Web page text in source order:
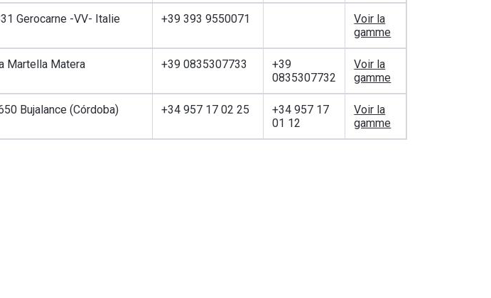
Gerocarne -VV- Italie +39 393 9550071
Voir la
gamme
Martella Matera +39 0835307733
+39
0835307732
Voir la
gamme
Bujalance (Córdoba) +34 957 17 02 25
+34 957 17
01 12
Voir la
gamme